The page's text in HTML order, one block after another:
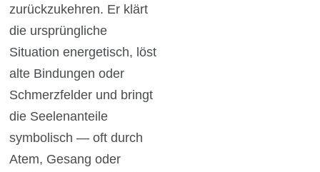
zurückzukehren. Er klärt
die ursprüngliche
Situation energetisch, löst
alte Bindungen oder
Schmerzfelder und bringt
die Seelenanteile
symbolisch — oft durch
Atem, Gesang oder